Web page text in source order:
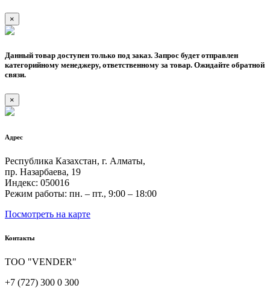
×
Данный товар доступен только под заказ. Запрос будет отправлен
категорийному менеджеру, ответственному за товар. Ожидайте обратной
связи.
×
Адрес
Республика Казахстан, г. Алматы,
пр. Назарбаева, 19
Индекс: 050016
Режим работы: пн. – пт., 9:00 – 18:00
Посмотреть на карте
Контакты
ТОО "VENDER"
+7 (727) 300 0 300